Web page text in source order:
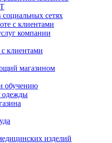
сетях
с клиентами
компании
с клиентами
магазином
обучению
одежды
изделий